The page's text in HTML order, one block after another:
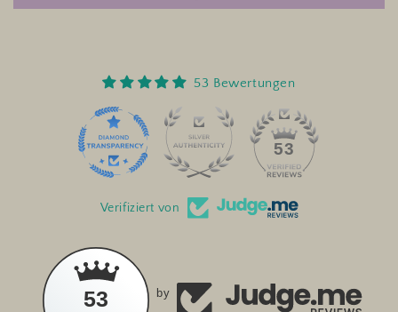
53 Bewertungen
53
Verifiziert von
53 by